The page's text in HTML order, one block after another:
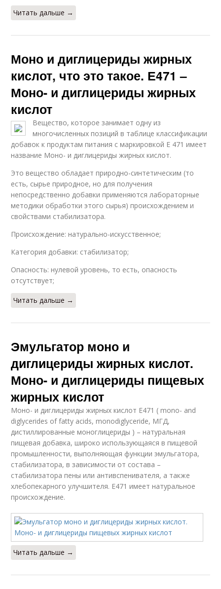
Читать дальше →
Моно и диглицериды жирных
кислот, что это такое. Е471 –
Моно- и диглицериды жирных
кислот
Вещество, которое занимает одну из
многочисленных позиций в таблице классификации
добавок к продуктам питания с маркировкой Е 471 имеет
название Моно- и диглицериды жирных кислот.
Это вещество обладает природно-синтетическим (то
есть, сырье природное, но для получения
непосредственно добавки применяются лабораторные
методики обработки этого сырья) происхождением и
свойствами стабилизатора.
Происхождение: натурально-искусственное;
Категория добавки: стабилизатор;
Опасность: нулевой уровень, то есть, опасность
отсутствует;
Читать дальше →
Эмульгатор моно и
диглицериды жирных кислот.
Моно- и диглицериды пищевых
жирных кислот
Моно- и диглицериды жирных кислот Е471 ( mono- and
diglycerides of fatty acids, monodiglyceride, МГД,
дистиллированные моноглицериды ) – натуральная
пищевая добавка, широко использующаяся в пищевой
промышленности, выполняющая функции эмульгатора,
стабилизатора, в зависимости от состава –
стабилизатора пены или антивспенивателя, а также
хлебопекарного улучшителя. Е471 имеет натуральное
происхождение.
Читать дальше →